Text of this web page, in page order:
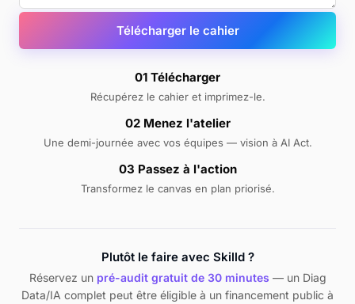
Télécharger le cahier
01 Télécharger
Récupérez le cahier et imprimez-le.
02 Menez l'atelier
Une demi-journée avec vos équipes — vision à AI Act.
03 Passez à l'action
Transformez le canvas en plan priorisé.
Plutôt le faire avec Skilld ?
Réservez un pré-audit gratuit de 30 minutes — un Diag
Data/IA complet peut être éligible à un financement public à